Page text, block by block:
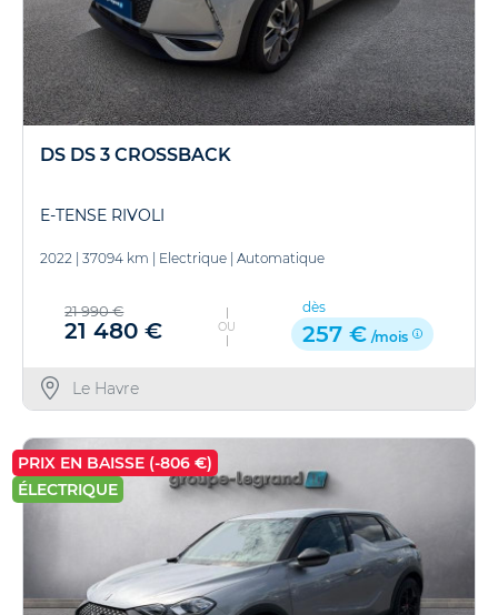
DS DS 3 CROSSBACK
E-TENSE RIVOLI
2022 37094 km Electrique Automatique
21 990 €
21 480 € OU
dès
257 € /mois
Le Havre
PRIX EN BAISSE (-806 €)
ÉLECTRIQUE